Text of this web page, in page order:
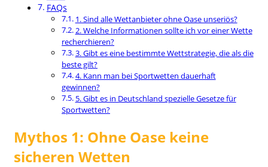
FAQs
1. Sind alle Wettanbieter ohne Oase unseriös?
2. Welche Informationen sollte ich vor einer Wette
recherchieren?
3. Gibt es eine bestimmte Wettstrategie, die als die
beste gilt?
4. Kann man bei Sportwetten dauerhaft
gewinnen?
5. Gibt es in Deutschland spezielle Gesetze für
Sportwetten?
Mythos 1: Ohne Oase keine
sicheren Wetten